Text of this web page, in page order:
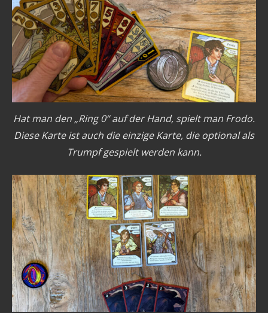
Hat man den „Ring 0“ auf der Hand, spielt man Frodo.
Diese Karte ist auch die einzige Karte, die optional als
Trumpf gespielt werden kann.